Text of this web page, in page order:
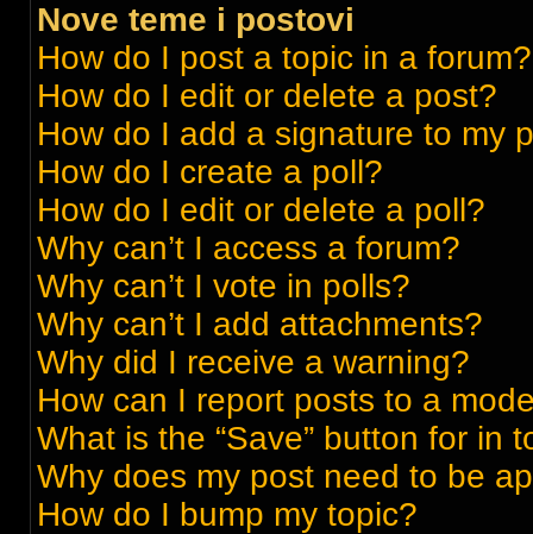
Nove teme i postovi
How do I post a topic in a forum?
How do I edit or delete a post?
How do I add a signature to my
How do I create a poll?
How do I edit or delete a poll?
Why can’t I access a forum?
Why can’t I vote in polls?
Why can’t I add attachments?
Why did I receive a warning?
How can I report posts to a
What is the “Save” button for in
Why does my post need to be
How do I bump my topic?